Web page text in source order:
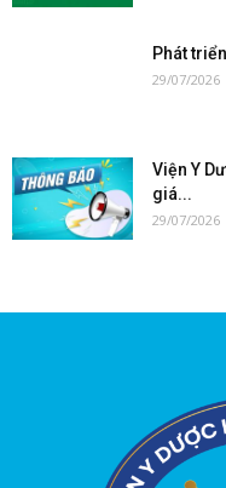
Phát
29/07/2026
Viện Y
giá...
29/07/2026